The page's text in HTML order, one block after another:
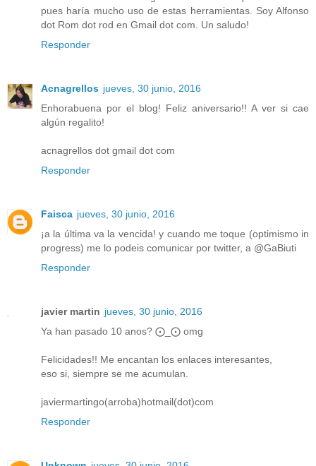
pues haría mucho uso de estas herramientas. Soy Alfonso
dot Rom dot rod en Gmail dot com. Un saludo!
Responder
Acnagrellos jueves, 30 junio, 2016
Enhorabuena por el blog! Feliz aniversario!! A ver si cae
algún regalito!
acnagrellos dot gmail dot com
Responder
Faisca jueves, 30 junio, 2016
¡a la última va la vencida! y cuando me toque (optimismo in
progress) me lo podeis comunicar por twitter, a @GaBiuti
Responder
javier martin jueves, 30 junio, 2016
Ya han pasado 10 anos? ⨀_⨀ omg
Felicidades!! Me encantan los enlaces interesantes,
eso si, siempre se me acumulan.
javiermartingo(arroba)hotmail(dot)com
Responder